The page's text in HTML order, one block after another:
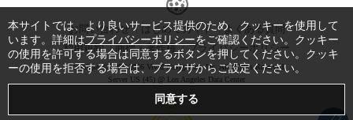
お問い合わせ はじめてガイド
よくある質問
利用規約
商標・著作権 プライバシーポリシー
Copyright © 1999-2026 Vivid Navigation, Inc. All Rights Reserved.
Server US (45) @ Los Angeles Data Center
本サイトでは、より良いサービス提供のため、クッキーを使用して
います。詳細はプライバシーポリシーをご確認ください。クッキー
の使用を許可する場合は同意するボタンを押してください。クッキ
ーの使用を拒否する場合は、ブラウザからご設定ください。